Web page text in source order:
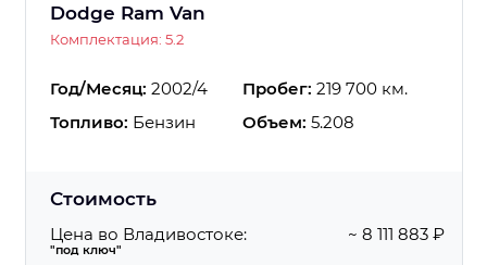
Dodge Ram Van
Комплектация: 5.2
Год/Месяц: 2002/4 Пробег: 219 700 км.
Топливо: Бензин Объем: 5.208
Стоимость
Цена во Владивостоке:
"под ключ"
~ 8 111 883 ₽